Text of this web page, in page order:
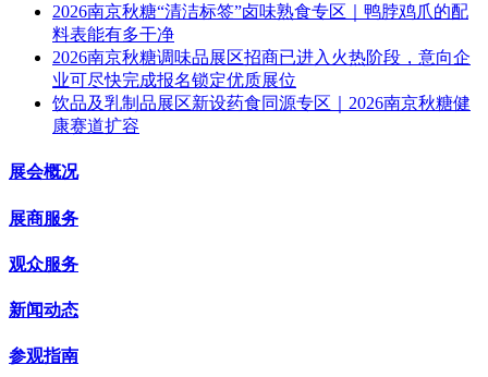
2026南京秋糖“清洁标签”卤味熟食专区｜鸭脖鸡爪的配
料表能有多干净
2026南京秋糖调味品展区招商已进入火热阶段，意向企
业可尽快完成报名锁定优质展位
饮品及乳制品展区新设药食同源专区｜2026南京秋糖健
康赛道扩容
展会概况
展商服务
观众服务
新闻动态
参观指南